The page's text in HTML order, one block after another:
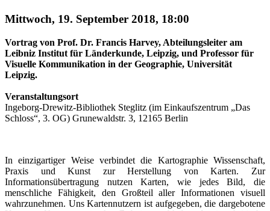
Mittwoch, 19. September 2018, 18:00
Vortrag von Prof. Dr. Francis Harvey, Abteilungsleiter am
Leibniz Institut für Länderkunde, Leipzig, und Professor für
Visuelle Kommunikation in der Geographie, Universität
Leipzig.
Veranstaltungsort
Ingeborg-Drewitz-Bibliothek Steglitz (im Einkaufszentrum „Das
Schloss“, 3. OG) Grunewaldstr. 3, 12165 Berlin
In einzigartiger Weise verbindet die Kartographie Wissenschaft,
Praxis und Kunst zur Herstellung von Karten. Zur
Informationsübertragung nutzen Karten, wie jedes Bild, die
menschliche Fähigkeit, den Großteil aller Informationen visuell
wahrzunehmen. Uns Kartennutzern ist aufgegeben, die dargebotene